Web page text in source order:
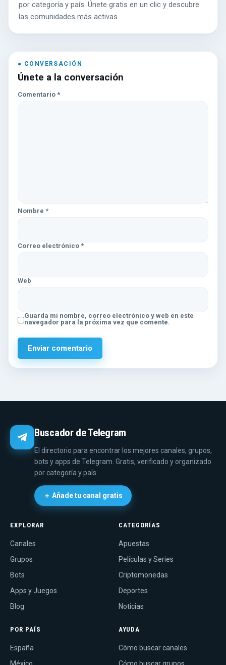
por categoría y país. Únete gratis en un clic y descubre
las comunidades más activas.
Únete a la conversación
Comentario *
Nombre *
Correo electrónico *
Web
Guarda mi nombre, correo electrónico y web en este
navegador para la próxima vez que comente.
Buscador de Telegram
El directorio para encontrar los mejores canales, grupos,
bots y apps de Telegram. Gratis, verificado y organizado
por categoría y país.
＋ Añade tu canal gratis
EXPLORAR
Canales
Grupos
Bots
Apps y Juegos
Blog
CATEGORÍAS
Apuestas
Películas y Series
Criptomonedas
Deportes
Noticias
POR PAÍS
España
AYUDA
Cómo buscar canales